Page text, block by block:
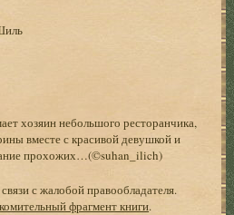
хозяин небольшого ресторанчика,
вместе с красивой девушкой и
прохожих…(©suhan_ilich)
с жалобой правообладателя.
фрагмент книги.